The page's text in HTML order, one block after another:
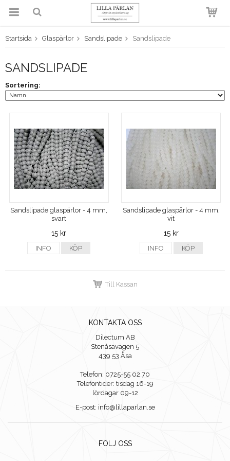
Produkten har blivit tillagd i
varukorgen
Startsida Glaspärlor Sandslipade Sandslipade
SANDSLIPADE
Sortering:
Sandslipade glaspärlor - 4 mm,
svart
15 kr
INFO KÖP
Sandslipade glaspärlor - 4 mm,
vit
15 kr
INFO KÖP
Till Kassan
KONTAKTA OSS
Dilectum AB
Stenåsavägen 5
439 53 Åsa
Telefon: 0725-55 02 70
Telefontider: tisdag 16-19
lördagar 09-12
E-post: info@lillaparlan.se
FÖLJ OSS